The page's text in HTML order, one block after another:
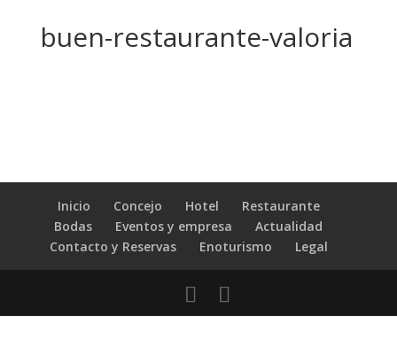
buen-restaurante-valoria
Inicio Concejo Hotel
Restaurante
Bodas
Eventos y empresa
Actualidad
Contacto y Reservas
Enoturismo Legal